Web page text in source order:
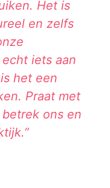
Het is
en zelfs
iets aan
het een
Praat met
ons en